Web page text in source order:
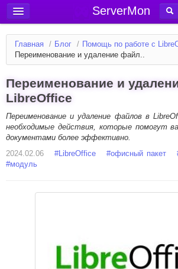
ServerMon
Добавить сервер
Мониторинг серверов
Блог
Форум
Вход в аккаунт
Главная / Блог / Помощь по работе с
Переименование и удаление файл..
Переименование и
LibreOffice
Переименование и удаление файлов в
необходимые действия, которые помогут
документами более эффективно.
2024.02.06
#LibreOffice #офисный пакет
#модуль